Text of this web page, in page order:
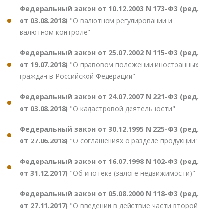
Федеральный закон от 10.12.2003 N 173-ФЗ (ред.
от 03.08.2018) "О валютном регулировании и
валютном контроле"
Федеральный закон от 25.07.2002 N 115-ФЗ (ред.
от 19.07.2018) "О правовом положении иностранных
граждан в Российской Федерации"
Федеральный закон от 24.07.2007 N 221-ФЗ (ред.
от 03.08.2018) "О кадастровой деятельности"
Федеральный закон от 30.12.1995 N 225-ФЗ (ред.
от 27.06.2018) "О соглашениях о разделе продукции"
Федеральный закон от 16.07.1998 N 102-ФЗ (ред.
от 31.12.2017) "Об ипотеке (залоге недвижимости)"
Федеральный закон от 05.08.2000 N 118-ФЗ (ред.
от 27.11.2017) "О введении в действие части второй